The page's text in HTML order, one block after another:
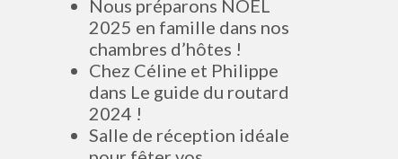
Nous préparons NOËL
2025 en famille dans nos
chambres d’hôtes !
Chez Céline et Philippe
dans Le guide du routard
2024 !
Salle de réception idéale